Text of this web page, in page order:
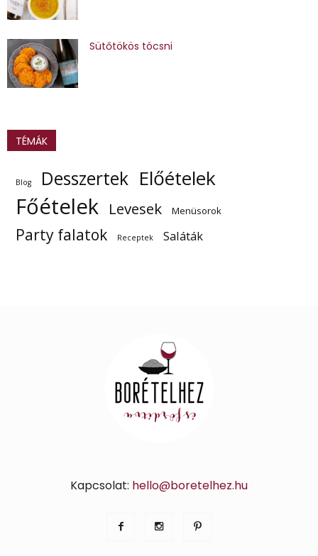
Sütőtökös tócsni
TÉMÁK
Blog Desszertek Előételek
Főételek Levesek Menüsorok
Party falatok Receptek Saláták
Kapcsolat: hello@boretelhez.hu